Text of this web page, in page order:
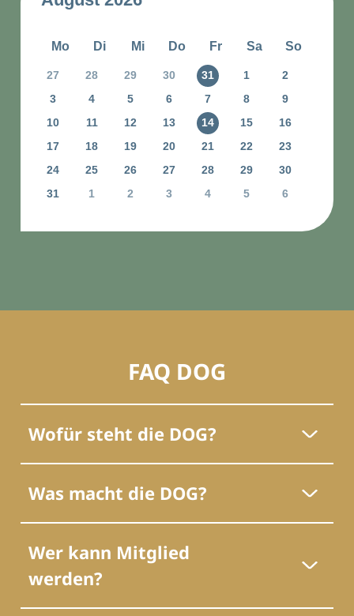
Mo Di Mi Do Fr Sa So
27 28 29 30 31 1
2
3
4 5 6 7 8
9
10
11 12 13 14 15
16
17
18 19 20 21 22
23
24
25 26 27 28 29
30
31
1 2 3 4 5 6
FAQ DOG
Wofür steht die DOG?
Was macht die DOG?
Wer kann Mitglied
werden?